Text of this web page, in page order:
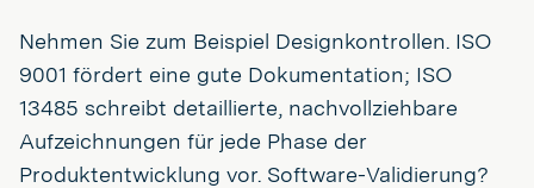
Nehmen Sie zum Beispiel Designkontrollen. ISO
9001 fördert eine gute Dokumentation; ISO
13485 schreibt detaillierte, nachvollziehbare
Aufzeichnungen für jede Phase der
Produktentwicklung vor. Software-Validierung?